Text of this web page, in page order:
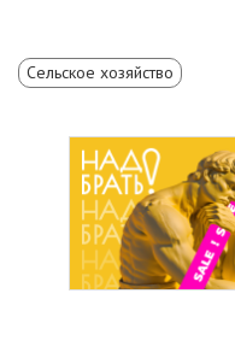
Сельское хозяйство